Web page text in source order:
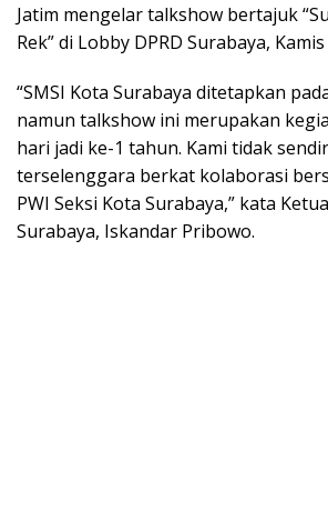
Jatim mengelar talkshow bertajuk
Rek” di Lobby DPRD Surabaya,
“SMSI Kota Surabaya ditetapkan
namun talkshow ini merupakan
hari jadi ke-1 tahun. Kami tidak
terselenggara berkat kolaborasi
PWI Seksi Kota Surabaya,” kata
Surabaya, Iskandar Pribowo.